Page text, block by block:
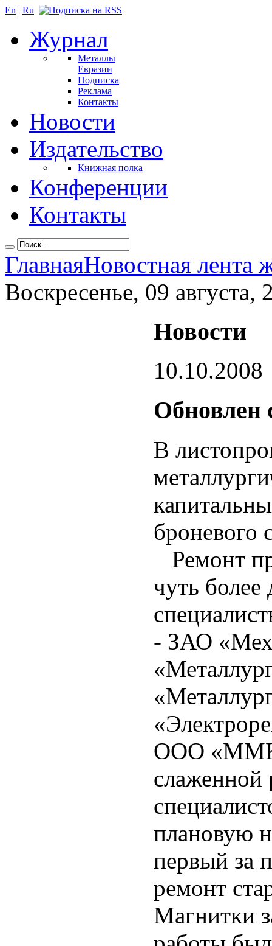
En | Ru
Журнал
Металлы
Евразии
Подписка
Реклама
Контакты
Новости
Издательство
Книжная полка
Конференции
Контакты
ГлавнаяНовостная лента
Воскресенье, 09 августа,
Новости
10.10.2008
Обновлен
В
броневого
Ремонт
чуть более
- ЗАО
ООО «ММК
слаженной
плановую
первый за
ремонт
Магнитки